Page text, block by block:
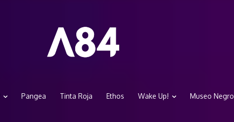
Pangea Tinta Roja Ethos Wake Up! Museo Negro